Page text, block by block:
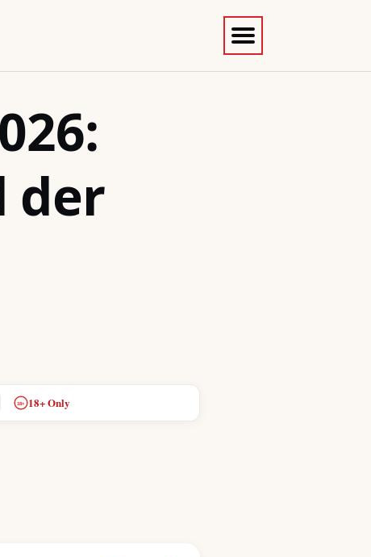
der
18+ 18+ Only